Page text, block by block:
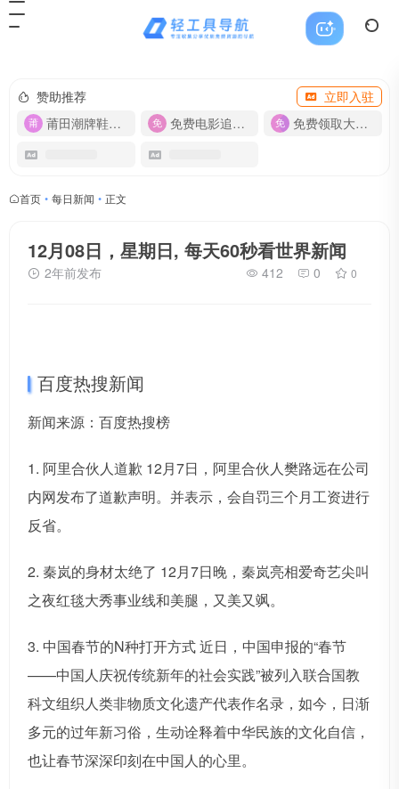
赞助推荐
立即入驻
莆田潮牌鞋服-货源
免费电影追剧APP 免费领取大流量卡【500G】
首页 • 每日新闻 • 正文
12月08日，星期日, 每天60秒看世界新闻
2年前发布 412 0 0
百度热搜新闻
新闻来源：百度热搜榜
1. 阿里合伙人道歉 12月7日，阿里合伙人樊路远在公司
内网发布了道歉声明。并表示，会自罚三个月工资进行
反省。
2. 秦岚的身材太绝了 12月7日晚，秦岚亮相爱奇艺尖叫
之夜红毯大秀事业线和美腿，又美又飒。
3. 中国春节的N种打开方式 近日，中国申报的“春节
——中国人庆祝传统新年的社会实践”被列入联合国教
科文组织人类非物质文化遗产代表作名录，如今，日渐
多元的过年新习俗，生动诠释着中华民族的文化自信，
也让春节深深印刻在中国人的心里。